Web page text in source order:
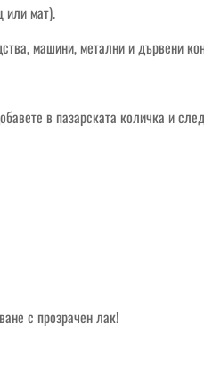
или мат).
машини, метални и дървени
в пазарската количка и
с прозрачен лак!